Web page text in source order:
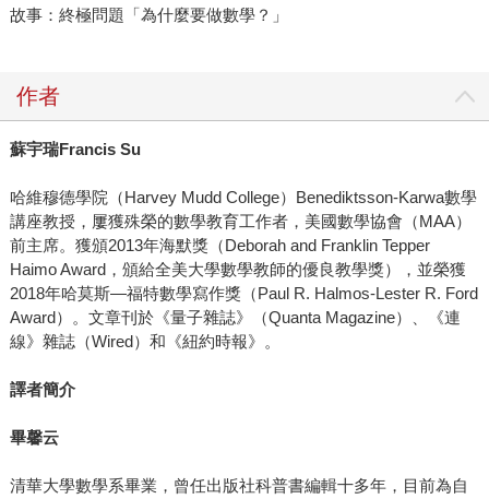
故事：終極問題「為什麼要做數學？」
作者
蘇宇瑞Francis Su
哈維穆德學院（Harvey Mudd College）Benediktsson-Karwa數學
講座教授，屢獲殊榮的數學教育工作者，美國數學協會（MAA）
前主席。獲頒2013年海默獎（Deborah and Franklin Tepper
Haimo Award，頒給全美大學數學教師的優良教學獎），並榮獲
2018年哈莫斯―福特數學寫作獎（Paul R. Halmos-Lester R. Ford
Award）。文章刊於《量子雜誌》（Quanta Magazine）、《連
線》雜誌（Wired）和《紐約時報》。
譯者簡介
畢馨云
清華大學數學系畢業，曾任出版社科普書編輯十多年，目前為自